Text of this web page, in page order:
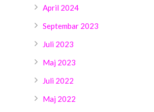
April 2024
Septembar 2023
Juli 2023
Maj 2023
Juli 2022
Maj 2022